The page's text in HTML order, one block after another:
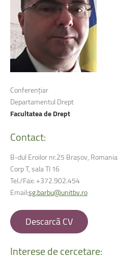
Conferențiar
Departamentul Drept
Facultatea de Drept
Contact:
B-dul Eroilor nr.25 Brașov, Romania
Corp T, sala TI 16
Tel./Fax: +372.902.454
Email:sg.barbu@unitbv.ro
Descarcă CV
Interesedecercetare: